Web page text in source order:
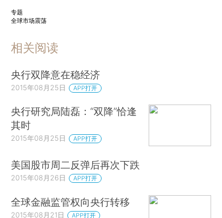
专题
全球市场震荡
相关阅读
央行双降意在稳经济
2015年08月25日 APP打开
央行研究局陆磊：“双降”恰逢
其时
2015年08月25日 APP打开
美国股市周二反弹后再次下跌
2015年08月26日 APP打开
全球金融监管权向央行转移
2015年08月21日 APP打开